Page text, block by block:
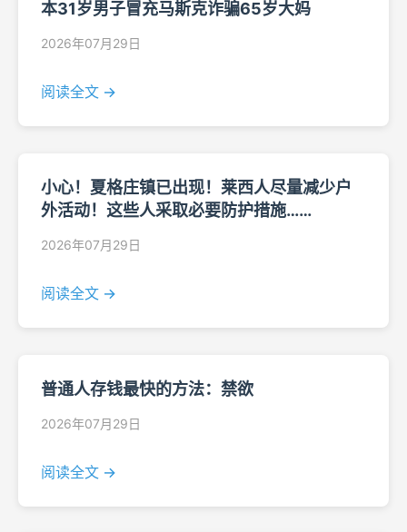
本31岁男子冒充马斯克诈骗65岁大妈
2026年07月29日
阅读全文 →
小心！夏格庄镇已出现！莱西人尽量减少户
外活动！这些人采取必要防护措施……
2026年07月29日
阅读全文 →
普通人存钱最快的方法：禁欲
2026年07月29日
阅读全文 →